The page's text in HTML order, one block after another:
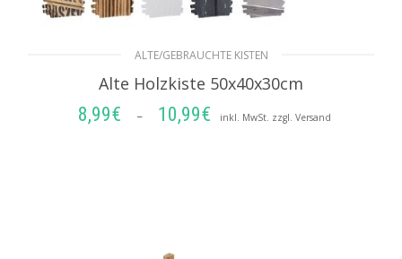
ALTE/GEBRAUCHTE KISTEN
Alte Holzkiste 50x40x30cm
8,99€ – 10,99€
Preisspanne:
inkl. MwSt. zzgl. Versand